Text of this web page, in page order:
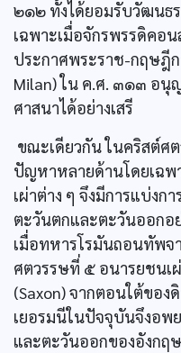
๒๑๒ ทั้งได้ยอมรับวัฒนธ
เฉพาะเมื่อจักรพรรดิคอ
ประกาศพระราช-กฤษฎี
Milan) ใน ค.ศ. ๓๑๓ อ
ศาสนาได้อย่างเสรี
ขณะเดียวกัน ในคริสต์ศ
ปัญหาหลายด้านโดยเฉพ
เผ่าต่าง ๆ จึงมีการแบ่งก
ตะวันตกและตะวันออกอ
เมื่อทหารโรมันถอนทัพจ
ศตวรรษที่ ๕ อนารยชนเ
(Saxon) จากตอนใต้ขอ
เยอรมนีในปัจจุบันจึงอพ
และตะวันออกของอังกฤ